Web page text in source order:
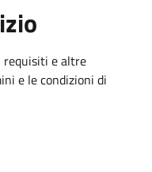
requisiti e altre
e le condizioni di